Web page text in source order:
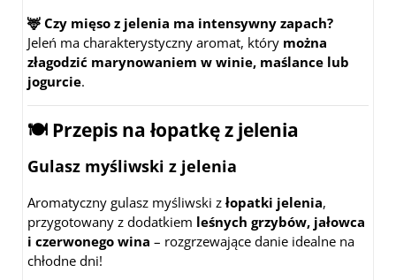
🦌 Czy mięso z jelenia ma intensywny zapach?
Jeleń ma charakterystyczny aromat, który można
złagodzić marynowaniem w winie, maślance lub
jogurcie.
🍽 Przepis na łopatkę z jelenia
Gulasz myśliwski z jelenia
Aromatyczny gulasz myśliwski z łopatki jelenia,
przygotowany z dodatkiem leśnych grzybów, jałowca
i czerwonego wina – rozgrzewające danie idealne na
chłodne dni!